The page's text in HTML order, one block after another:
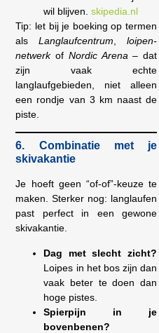
wil blijven.skipedia.nl
Tip: let bij je boeking op termen
alsLanglaufcentrum ,loipen-
netwerkof Nordic Arena – dat
zijn vaak echte
langlaufgebieden, niet alleen
een rondje van 3 km naast de
piste.
6. Combinatie met je
skivakantie
Je hoeft geen “of-of”-keuze te
maken. Sterker nog: langlaufen
past perfect in een gewone
skivakantie.
Dag met slecht zicht?
Loipes in het bos zijn dan
vaak beter te doen dan
hoge pistes.
Spierpijn in je
bovenbenen?